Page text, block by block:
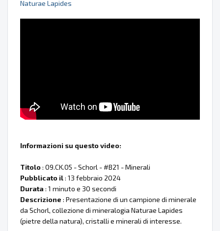
Naturae Lapides
Informazioni su questo video:
Titolo: 09.CK.05 - Schorl - #B21 - Minerali
Pubblicato il: 13 febbraio 2024
Durata : 1 minuto e 30 secondi
Descrizione : Presentazione di un campione di minerale
da Schorl, collezione di mineralogia Naturae Lapides
(pietre della natura), cristalli e minerali di interesse.